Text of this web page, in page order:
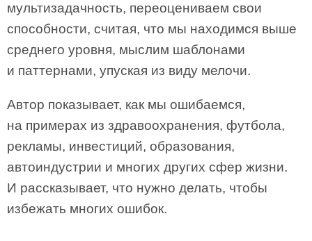
мультизадачность, переоцениваем свои
способности, считая, что мы находимся выше
среднего уровня, мыслим шаблонами
и паттернами, упуская из виду мелочи.
Автор показывает, как мы ошибаемся,
на примерах из здравоохранения, футбола,
рекламы, инвестиций, образования,
автоиндустрии и многих других сфер жизни.
И рассказывает, что нужно делать, чтобы
избежать многих ошибок.